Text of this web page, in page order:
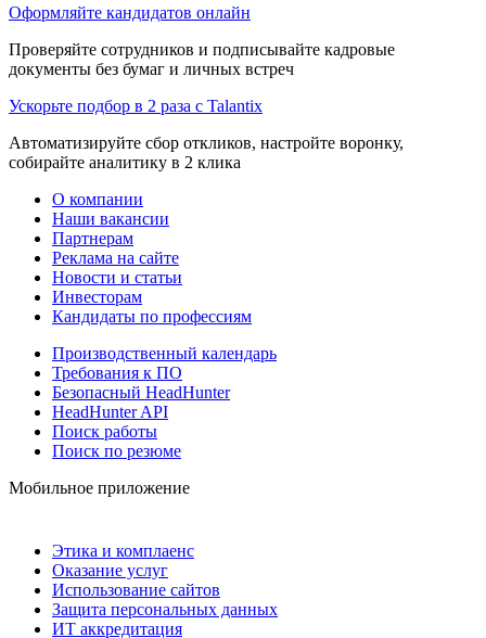
Оформляйте кандидатов онлайн
Проверяйте сотрудников и подписывайте кадровые
документы без бумаг и личных встреч
Ускорьте подбор в 2 раза с Talantix
Автоматизируйте сбор откликов, настройте воронку,
собирайте аналитику в 2 клика
О компании
Наши вакансии
Партнерам
Реклама на сайте
Новости и статьи
Инвесторам
Кандидаты по профессиям
Производственный календарь
Требования к ПО
Безопасный HeadHunter
HeadHunter API
Поиск работы
Поиск по резюме
Мобильное приложение
Этика и комплаенс
Оказание услуг
Использование сайтов
Защита персональных данных
ИТ аккредитация